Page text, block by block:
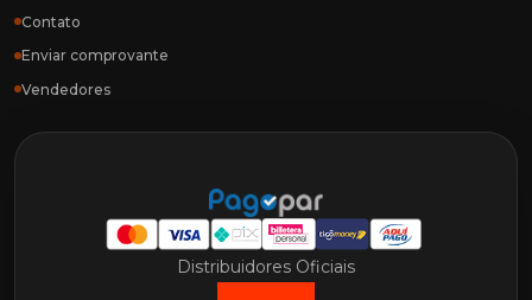
Contato
Enviar comprovante
Vendedores
Distribuidores Oficiais